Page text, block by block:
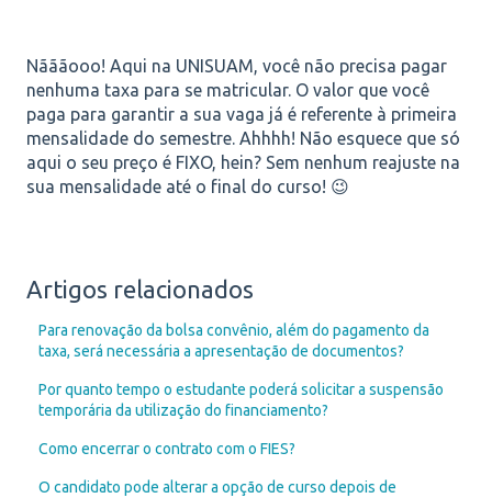
Nãããooo! Aqui na UNISUAM, você não precisa pagar
nenhuma taxa para se matricular. O valor que você
paga para garantir a sua vaga já é referente à primeira
mensalidade do semestre. Ahhhh! Não esquece que só
aqui o seu preço é FIXO, hein? Sem nenhum reajuste na
sua mensalidade até o final do curso! 😉
Artigos relacionados
Para renovação da bolsa convênio, além do pagamento da
taxa, será necessária a apresentação de documentos?
Por quanto tempo o estudante poderá solicitar a suspensão
temporária da utilização do financiamento?
Como encerrar o contrato com o FIES?
O candidato pode alterar a opção de curso depois de